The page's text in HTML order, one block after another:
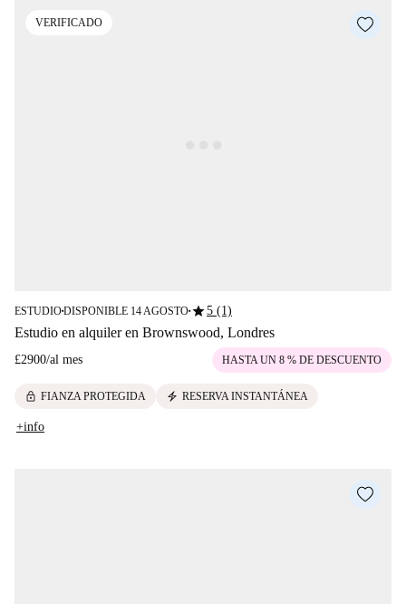
VERIFICADO
ESTUDIO■DISPONIBLE 14 AGOSTO■star5 (1)
Estudio en alquiler en Brownswood, Londres
£2900/al mes HASTA UN 8 % DE DESCUENTO
lock FIANZA PROTEGIDA electric_bolt RESERVA INSTANTÁNEA
+info